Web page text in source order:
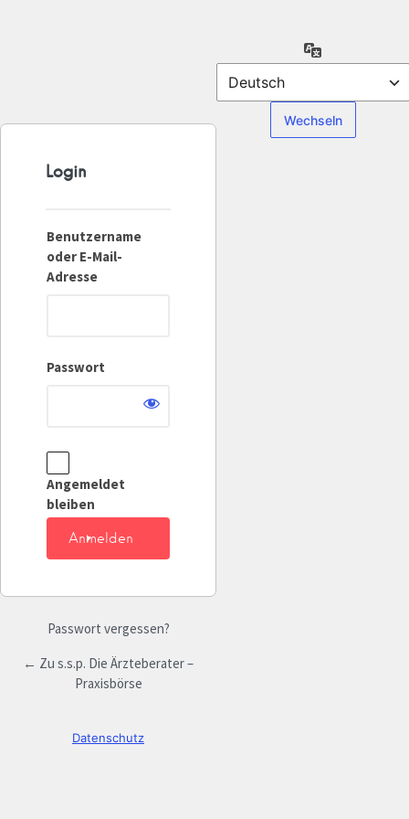
Benutzername
oder E-Mail-
Adresse
Passwort
Angemeldet
bleiben
Passwort vergessen?
← Zu s.s.p. Die Ärzteberater –
Praxisbörse
Datenschutz